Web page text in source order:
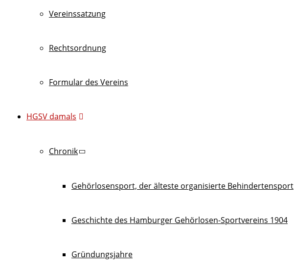
Vereinssatzung
Rechtsordnung
Formular des Vereins
HGSV damals
Chronik
Gehörlosensport, der älteste organisierte Behindertensport
Geschichte des Hamburger Gehörlosen-Sportvereins 1904
Gründungsjahre